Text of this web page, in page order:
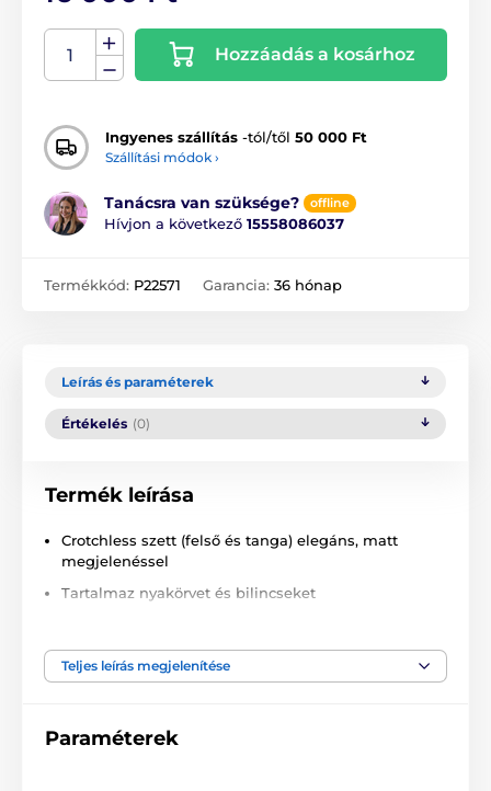
Hozzáadás a kosárhoz
Ingyenes szállítás -tól/től 50 000 Ft
Szállítási módok ›
Tanácsra van szüksége? offline
Hívjon a következő 15558086037
Termékkód: P22571 Garancia: 36 hónap
Leírás és paraméterek
Értékelés (0)
Termék leírása
Crotchless szett (felső és tanga) elegáns, matt
megjelenéssel
Tartalmaz nyakörvet és bilincseket
Harisnyatartós felső beépített merevítős
melltartóval
Nyitott baskó és ouvert tanga a Cottelli BONDAGE
Teljes leírás megjelenítése
Paraméterek